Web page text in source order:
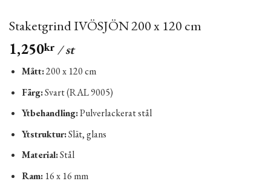
Staketgrind IVÖSJÖN 200 x 120 cm
1,250kr / st
Mått:200 x 120 cm
Färg:Svart (RAL 9005)
Ytbehandling:Pulverlackerat stål
Ytstruktur:Slät, glans
Material:Stål
Ram:16 x 16 mm